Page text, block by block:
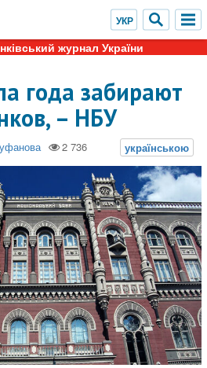
журнал України
года забирают
– НБУ